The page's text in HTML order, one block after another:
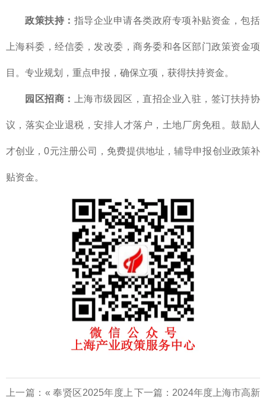
政策扶持： 指导企业申请各类政府专项补贴资金，包括
上海科委，经信委，发改委，商务委和各区部门政策资金项
目。专业规划，重点申报，确保立项，获得扶持资金。
园区招商： 上海市级园区，直招企业入驻，签订扶持协
议，落实企业退税，安排人才落户，土地厂房免租。鼓励人
才创业，0元注册公司，免费提供地址，辅导申报创业政策补
贴资金。
上一篇：«奉贤区2025年度上 下一篇： 2024年度上海市高新